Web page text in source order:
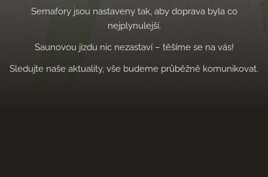
Semafory jsou nastaveny tak, aby doprava byla co
nejplynulejší.
Saunovou jízdu nic nezastaví – těšíme se na vás!
Sledujte naše aktuality, vše budeme průběžně komunikovat.